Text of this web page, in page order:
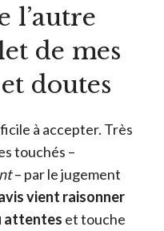
l’autre
de mes
doutes
à accepter. Très
touchés –
– par le jugement
vient raisonner
attentes et touche